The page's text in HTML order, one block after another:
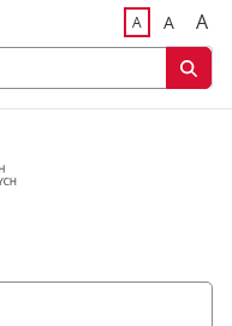
żółty tekst na czarnym tle
Adomyślna
A A